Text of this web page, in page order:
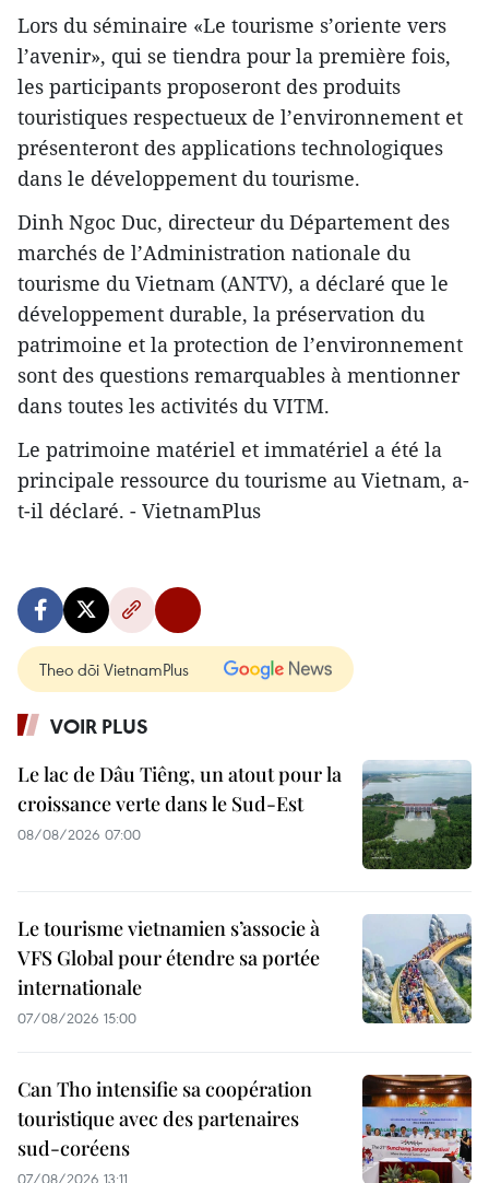
Lors du séminaire «Le tourisme s’oriente vers
l’avenir», qui se tiendra pour la première fois,
les participants proposeront des produits
touristiques respectueux de l’environnement et
présenteront des applications technologiques
dans le développement du tourisme.
Dinh Ngoc Duc, directeur du Département des
marchés de l’Administration nationale du
tourisme du Vietnam (ANTV), a déclaré que le
développement durable, la préservation du
patrimoine et la protection de l’environnement
sont des questions remarquables à mentionner
dans toutes les activités du VITM.
Le patrimoine matériel et immatériel a été la
principale ressource du tourisme au Vietnam, a-
t-il déclaré. - VietnamPlus
Theo dõi VietnamPlus
VOIR PLUS
Le lac de Dâu Tiêng, un atout pour la
croissance verte dans le Sud-Est
08/08/2026 07:00
Le tourisme vietnamien s’associe à
VFS Global pour étendre sa portée
internationale
07/08/2026 15:00
Can Tho intensifie sa coopération
touristique avec des partenaires
sud-coréens
07/08/2026 13:11